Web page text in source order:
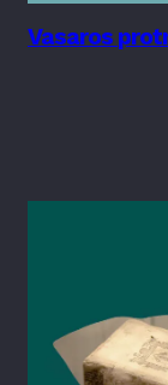
Vasaros